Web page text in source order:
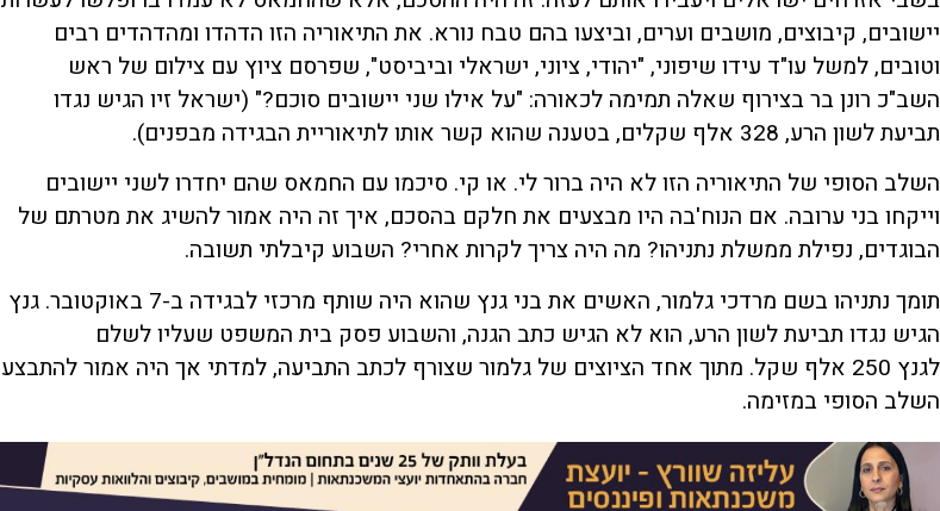
יישובים, קיבוצים, מושבים וערים, וביצעו בהם טבח נורא. את התיאוריה הזו הדהדו ומהדהדים רבים
וטובים, למשל עו"ד עידו שיפוני, "יהודי, ציוני, ישראלי וביביסט", שפרסם ציוץ עם צילום של ראש
השב"כ רונן בר בצירוף שאלה תמימה לכאורה: "על אילו שני יישובים סוכם?" (ישראל זיו הגיש נגדו
תביעת לשון הרע, 328 אלף שקלים, בטענה שהוא קשר אותו לתיאוריית הבגידה מבפנים).
השלב הסופי של התיאוריה הזו לא היה ברור לי. או קי. סיכמו עם החמאס שהם יחדרו לשני יישובים
וייקחו בני ערובה. אם הנוח'בה היו מבצעים את חלקם בהסכם, איך זה היה אמור להשיג את מטרתם של
הבוגדים, נפילת ממשלת נתניהו? מה היה צריך לקרות אחרי? השבוע קיבלתי תשובה.
תומך נתניהו בשם מרדכי גלמור, האשים את בני גנץ שהוא היה שותף מרכזי לבגידה ב-7 באוקטובר. גנץ
הגיש נגדו תביעת לשון הרע, הוא לא הגיש כתב הגנה, והשבוע פסק בית המשפט שעליו לשלם
לגנץ 250 אלף שקל. מתוך אחד הציוצים של גלמור שצורף לכתב התביעה, למדתי אך היה אמור להתבצע
השלב הסופי במזימה.